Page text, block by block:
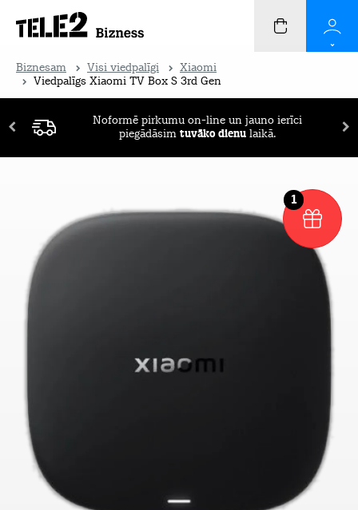
Biznesam Visi viedpalīgi
Xiaomi
Viedpalīgs Xiaomi TV Box S 3rd Gen
Noformē pirkumu on-line un jauno ierīci
piegādāsim tuvāko dienu laikā.
Pirmos 2 mēnešus ierīču apdrošināšanaBEZ
MAKSAS!
1